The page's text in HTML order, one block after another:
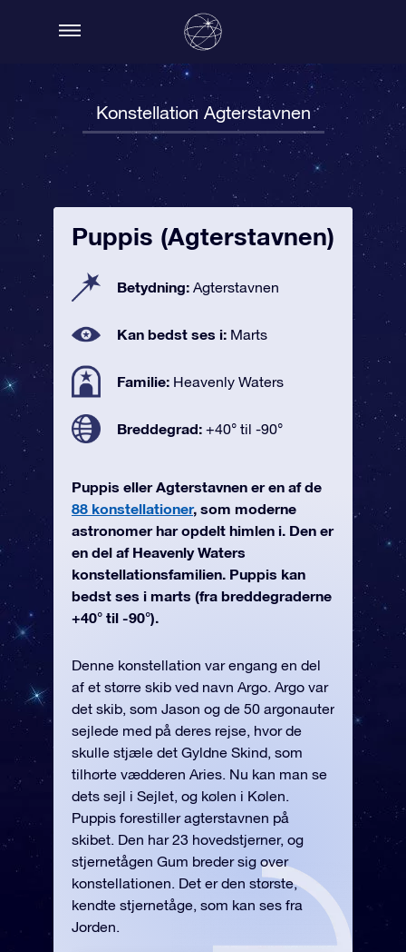
Konstellation Agterstavnen
Puppis (Agterstavnen)
Betydning: Agterstavnen
Kan bedst ses i: Marts
Familie: Heavenly Waters
Breddegrad: +40° til -90°
Puppis eller Agterstavnen er en af de
88 konstellationer, som moderne
astronomer har opdelt himlen i. Den er
en del af Heavenly Waters
konstellationsfamilien. Puppis kan
bedst ses i marts (fra breddegraderne
+40° til -90°).
Denne konstellation var engang en del
af et større skib ved navn Argo. Argo var
det skib, som Jason og de 50 argonauter
sejlede med på deres rejse, hvor de
skulle stjæle det Gyldne Skind, som
tilhørte vædderen Aries. Nu kan man se
dets sejl i Sejlet, og kølen i Kølen.
Puppis forestiller agterstavnen på
skibet. Den har 23 hovedstjerner, og
stjernetågen Gum breder sig over
konstellationen. Det er den største,
kendte stjernetåge, som kan ses fra
Jorden.